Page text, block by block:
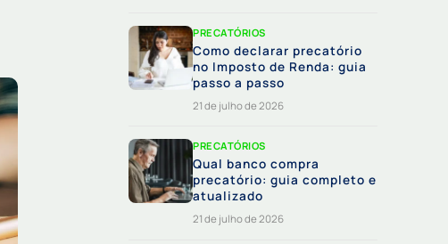
PRECATÓRIOS
Como declarar precatório
no Imposto de Renda: guia
passo a passo
21 de julho de 2026
PRECATÓRIOS
Qual banco compra
precatório: guia completo e
atualizado
21 de julho de 2026